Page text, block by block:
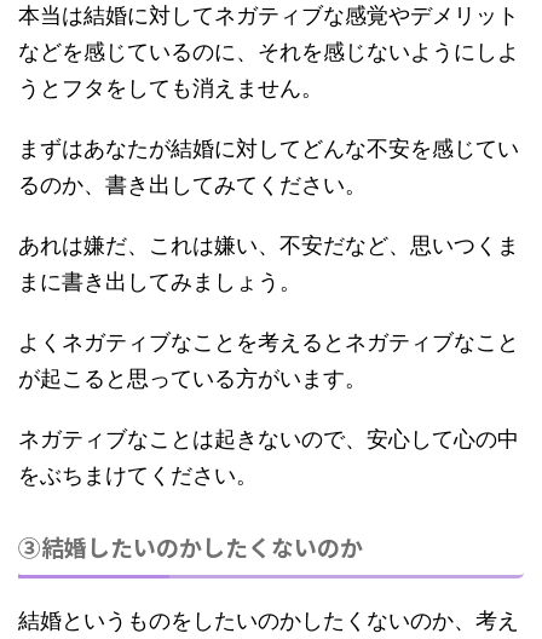
本当は結婚に対してネガティブな感覚やデメリット
などを感じているのに、それを感じないようにしよ
うと フタをしても消えません。
まずはあなたが結婚に対してどんな不安を感じてい
るのか、書き出してみてください。
あれは嫌だ、これは嫌い、不安だなど、思いつくま
まに書き出してみましょう。
よくネガティブなことを考えるとネガティブなこと
が起こると思っている方がいます。
ネガティブなことは起きないので、安心して心の中
をぶちまけてください。
③結婚したいのかしたくないのか
結婚というものをしたいのかしたくないのか、考え